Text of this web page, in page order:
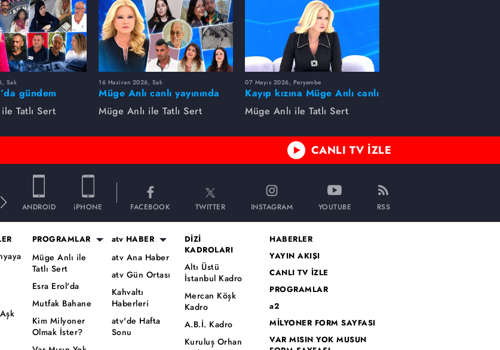
Salı
gündem
dosyaları ve
herkesi şoke
Tatlı Sert
16 Haziran 2026, Salı
Müge Anlı canlı yayınında
dikkat çeken gelişmeler
yaşandı. Kayıp,
Müge Anlı ile Tatlı Sert
07 Mayıs 2026, Perşembe
Kayıp kızına Müge Anlı canlı
yayında kavuştu
Müge Anlı ile Tatlı Sert
CANLI TV İZLE
ANDROID iPHONE FACEBOOK TWITTER INSTAGRAM YOUTUBE RSS
PROGRAMLAR
Müge Anlı ile
Tatlı Sert
Esra Erol'da
Mutfak Bahane
Kim Milyoner
Olmak İster?
atv HABER
atv Ana Haber
atv Gün Ortası
Kahvaltı
Haberleri
atv'de Hafta
Sonu
DİZİ
KADROLARI
Altı Üstü
İstanbul Kadro
Mercan Köşk
Kadro
A.B.İ. Kadro
Kuruluş Orhan
HABERLER
YAYIN AKIŞI
CANLI TV İZLE
PROGRAMLAR
a2
MİLYONER FORM SAYFASI
VAR MISIN YOK MUSUN